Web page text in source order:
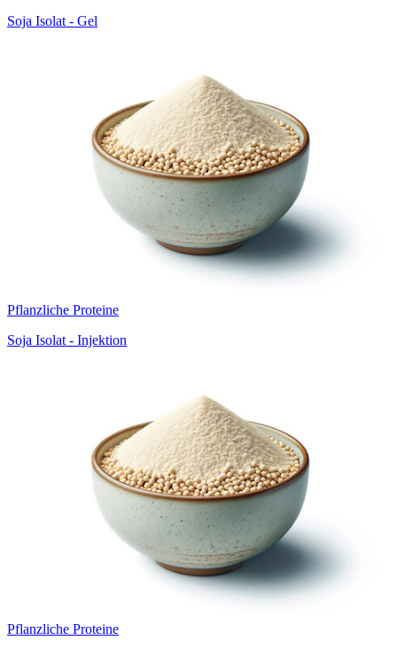
Soja Isolat - Gel
Pflanzliche Proteine
Soja Isolat - Injektion
Pflanzliche Proteine